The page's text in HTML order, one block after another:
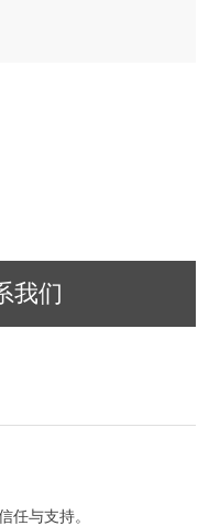
我们
任与支持。